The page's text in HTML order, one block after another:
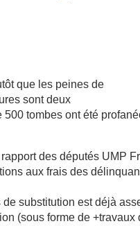
que les peines de
sont deux
tombes ont été
des députés UMP
aux frais des
substitution est déjà
(sous forme de +travaux